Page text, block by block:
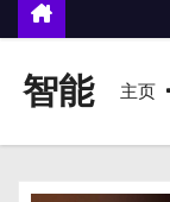
智能 主页